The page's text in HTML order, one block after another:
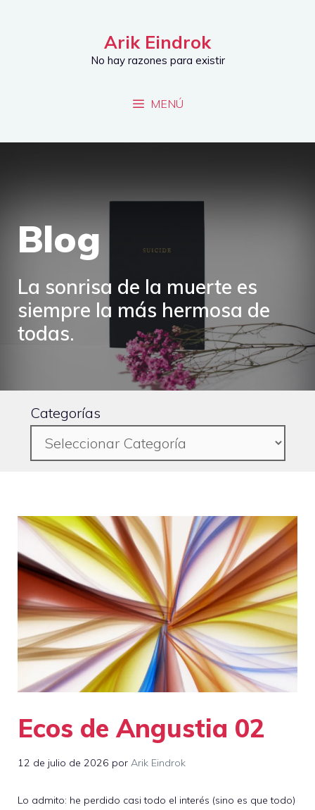
Arik Eindrok
No hay razones para existir
MENÚ
Blog
La sonrisa de la muerte es
siempre la más hermosa de
todas.
Categorías
Ecos de Angustia 02
12 de julio de 2026 por Arik Eindrok
Lo admito: he perdido casi todo el interés (sino es que todo)